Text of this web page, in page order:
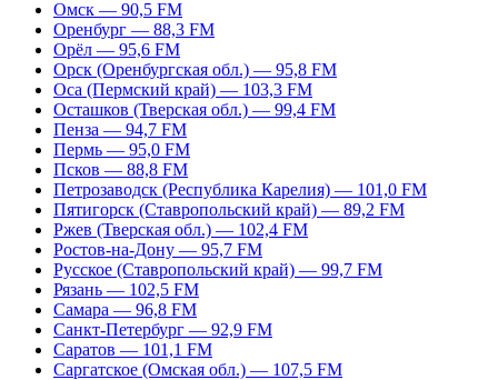
Омск — 90,5 FM
Оренбург — 88,3 FM
Орёл — 95,6 FM
Орск (Оренбургская обл.) — 95,8 FM
Оса (Пермский край) — 103,3 FM
Осташков (Тверская обл.) — 99,4 FM
Пенза — 94,7 FM
Пермь — 95,0 FM
Псков — 88,8 FM
Петрозаводск (Республика Карелия) — 101,0 FM
Пятигорск (Ставропольский край) — 89,2 FM
Ржев (Тверская обл.) — 102,4 FM
Ростов-на-Дону — 95,7 FM
Русское (Ставропольский край) — 99,7 FM
Рязань — 102,5 FM
Самара — 96,8 FM
Санкт-Петербург — 92,9 FM
Саратов — 101,1 FM
Саргатское (Омская обл.) — 107,5 FM